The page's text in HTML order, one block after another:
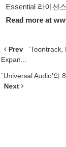
Essential 라이선
Read more at
Prev
`Toontrack,
Expan...
`Universal Audio'의
Next